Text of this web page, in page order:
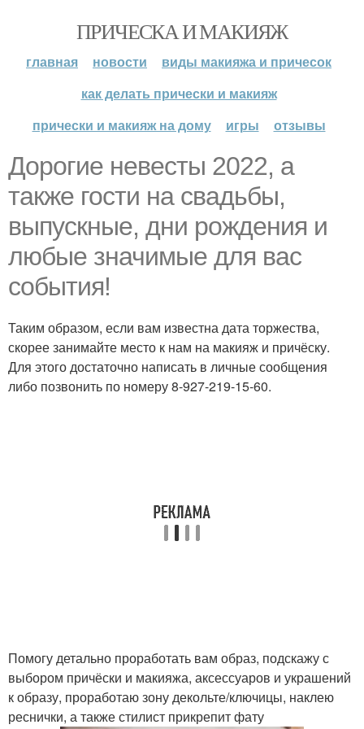
ПРИЧЕСКА И МАКИЯЖ
главная новости
виды макияжа и причесок
как делать прически и макияж
прически и макияж на дому
игры отзывы
Дорогие невесты 2022, а
также гости на свадьбы,
выпускные, дни рождения и
любые значимые для вас
события!
Таким образом, если вам известна дата торжества,
скорее занимайте место к нам на макияж и причёску.
Для этого достаточно написать в личные сообщения
либо позвонить по номеру 8-927-219-15-60.
Помогу детально проработать вам образ, подскажу с
выбором причёски и макияжа, аксессуаров и украшений
к образу, проработаю зону декольте/ключицы, наклею
реснички, а также стилист прикрепит фату